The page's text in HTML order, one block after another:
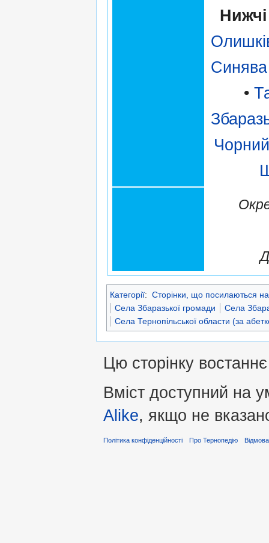
Синява
•
Категорії: Сторінки, що посилаються
Села Збаразької громади
Села
Села Тернопільської области (за
Цю сторінку
Вміст доступний на
Alike, якщо не
Політика конфіденційності Про Тернопедію